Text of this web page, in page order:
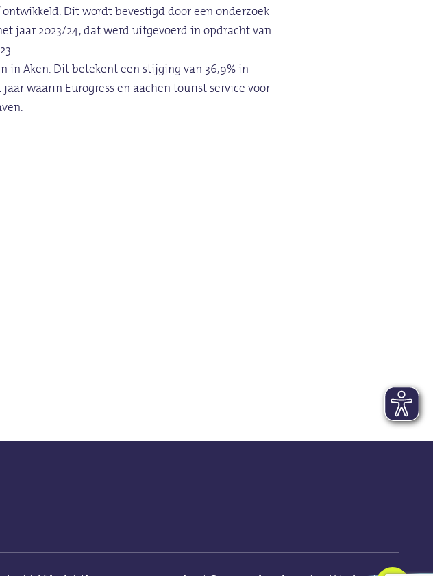
Dit wordt bevestigd door een onderzoek
jaar 2023/24, dat werd uitgevoerd in opdracht van
in Aken. Dit betekent een stijging van 36,9% in
waarin Eurogress en aachen tourist service voor